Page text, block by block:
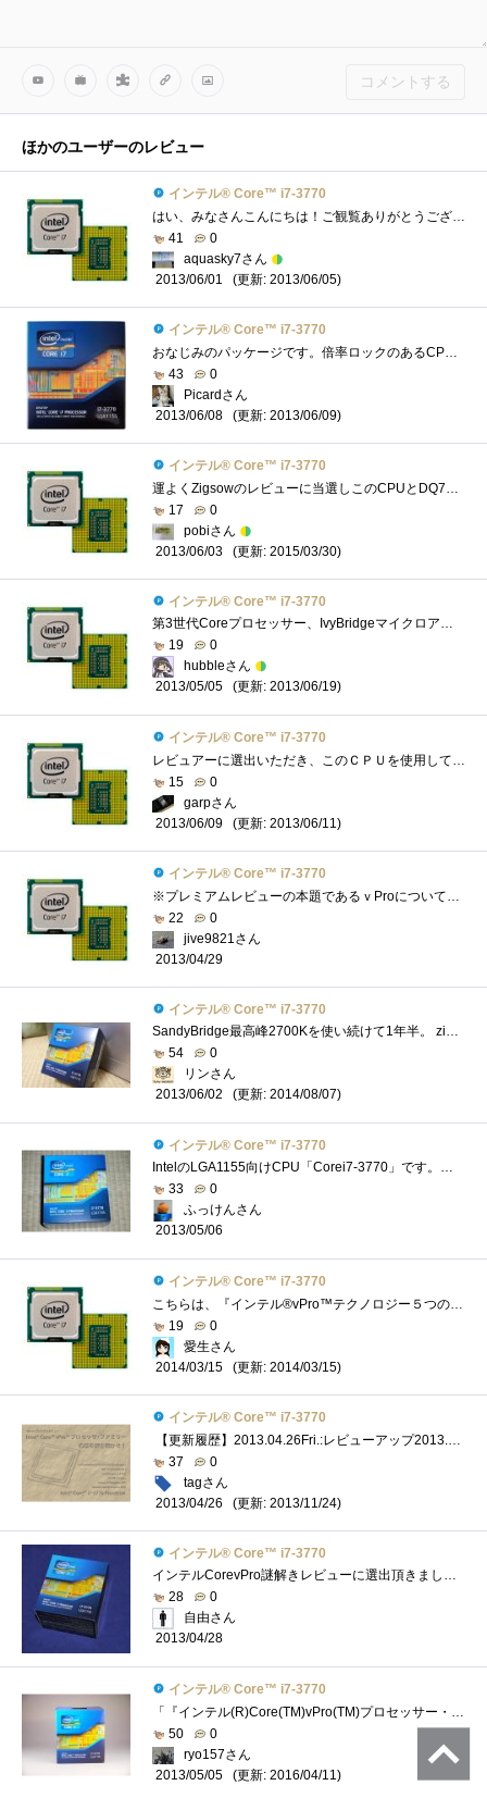
コメントする
ほかのユーザーのレビュー
インテル® Core™ i7-3770
はい、みなさんこんにちは！ご観覧ありがとうございます。今回は、「IntelCorei7-3770」をご紹介したいと思います。 ☆こいつとの運命的な出会い�...
41
0
aquasky7さん
2013/06/01
(更新: 2013/06/05)
インテル® Core™ i7-3770
おなじみのパッケージです。倍率ロックのあるCPUは、Core2QuadQ6600以来なので、実に6年ぶりです。しかも、バンドルされているCPUクーラーを使った�...
43
0
Picardさん
2013/06/08
(更新: 2013/06/09)
インテル® Core™ i7-3770
運よくZigsowのレビューに当選しこのCPUとDQ77MKにてレビューをしました。 Corei7自体はMacBookProに搭載されているので使ったことはあるのですがノー�...
17
0
pobiさん
2013/06/03
(更新: 2015/03/30)
インテル® Core™ i7-3770
第3世代Coreプロセッサー、IvyBridgeマイクロアーキテクチャ採用のCPUExtremeEditionを除けば、デスクトップ向けIvyBridgeでは第2位の性能を誇るCPUです。201...
19
0
hubbleさん
2013/05/05
(更新: 2013/06/19)
インテル® Core™ i7-3770
レビュアーに選出いただき、このＣＰＵを使用して、Intelさんがこっそり(？)と仕込んだ数々の便利な機能についてレビューをさせていただきまし�...
15
0
garpさん
2013/06/09
(更新: 2013/06/11)
インテル® Core™ i7-3770
※プレミアムレビューの本題であるｖProについては別途グループ別の発表となりますので、今回はあくまでこのCPU自体についてのレビューとさせ�...
22
0
jive9821さん
2013/04/29
インテル® Core™ i7-3770
SandyBridge最高峰2700Kを使い続けて1年半。 zigsowのおものだちはIvyBridgeへ移行する中、 自分はSandyBridgeを使い続けてきましたがついにIvyBridgeを手にす...
54
0
リンさん
2013/06/02
(更新: 2014/08/07)
インテル® Core™ i7-3770
IntelのLGA1155向けCPU「Corei7-3770」です。インテルCorevProレビューのレビュー品の1つです(；=ﾟωﾟ)=３３３【モデルナンバー(実クロック)】Corei7-3770/3.4G...
33
0
ふっけんさん
2013/05/06
インテル® Core™ i7-3770
こちらは、『インテル®vPro™テクノロジー５つの謎』で頂いたインテル®Core™i7-3770です。CPUクーラーの下にあります（笑）私のメインPCのCPUがイ�...
19
0
愛生さん
2014/03/15
(更新: 2014/03/15)
インテル® Core™ i7-3770
【更新履歴】2013.04.26Fri.:レビューアップ2013.06.06Thu.:コア温度に関して追記2013.06.15Sat.:リンク追加＆レビュー改良 「謎解き」の方は以下のリン�...
37
0
tagさん
2013/04/26
(更新: 2013/11/24)
インテル® Core™ i7-3770
インテルCorevPro謎解きレビューに選出頂きました。謎解きレビューが難航中なので、パーツのレビューを書いて現実逃避中です(^^ゞさて、今回はCPU...
28
0
自由さん
2013/04/28
インテル® Core™ i7-3770
「『インテル(R)Core(TM)vPro(TM)プロセッサー・ファミリー』の謎を解き明かせ！」のレビュー用に頂いたCPU。LGA1155対応。 動作周波数3.4GHz、ターボ・�...
50
0
ryo157さん
2013/05/05
(更新: 2016/04/11)